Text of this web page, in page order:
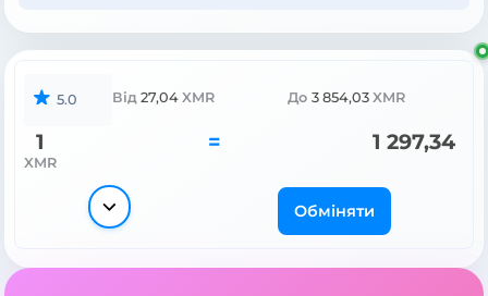
5.0 Від 27,04 XMR До 3 854,03 XMR
1
XMR
= 1 297,34
Обміняти